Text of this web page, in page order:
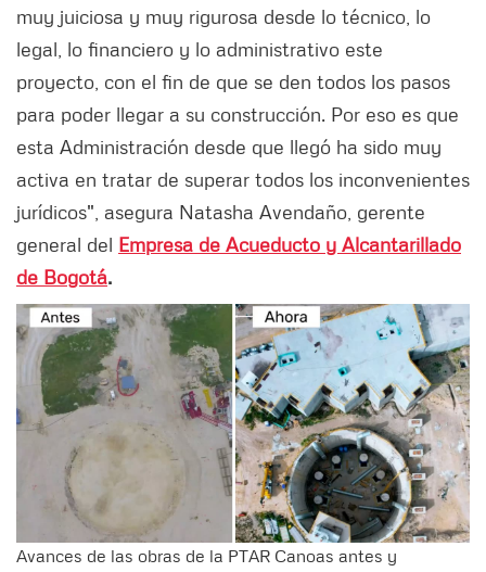
muy juiciosa y muy rigurosa desde lo técnico, lo
legal, lo financiero y lo administrativo este
proyecto, con el fin de que se den todos los pasos
para poder llegar a su construcción. Por eso es que
esta Administración desde que llegó ha sido muy
activa en tratar de superar todos los inconvenientes
jurídicos", asegura Natasha Avendaño, gerente
general del Empresa de Acueducto y Alcantarillado
de Bogotá.
Avances de las obras de la PTAR Canoas antes y